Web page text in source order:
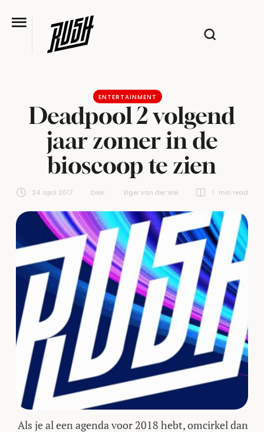
ENTERTAINMENT
Deadpool 2 volgend
jaar zomer in de
bioscoop te zien
24 april 2017 Door: Elger van der Wel 1 min read
Als je al een agenda voor 2018 hebt, omcirkel dan